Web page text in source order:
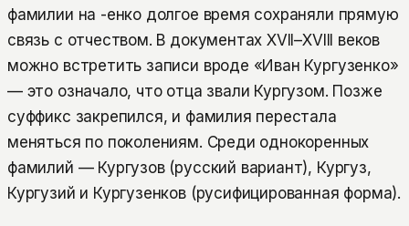
фамилии на -енко долгое время сохраняли прямую
связь с отчеством. В документах XVII–XVIII веков
можно встретить записи вроде «Иван Кургузенко»
— это означало, что отца звали Кургузом. Позже
суффикс закрепился, и фамилия перестала
меняться по поколениям. Среди однокоренных
фамилий — Кургузов (русский вариант), Кургуз,
Кургузий и Кургузенков (русифицированная форма).